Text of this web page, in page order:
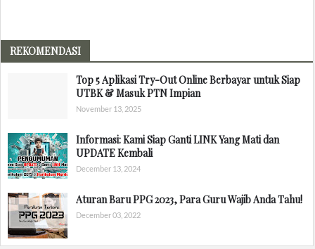
REKOMENDASI
Top 5 Aplikasi Try-Out Online Berbayar untuk Siap
UTBK & Masuk PTN Impian
November 13, 2025
Informasi: Kami Siap Ganti LINK Yang Mati dan
UPDATE Kembali
December 13, 2024
Aturan Baru PPG 2023, Para Guru Wajib Anda Tahu!
December 03, 2022